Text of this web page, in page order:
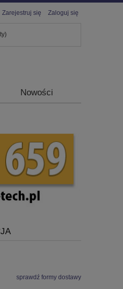
Zarejestruj się Zaloguj się
Nowości
sprawdź formy dostawy